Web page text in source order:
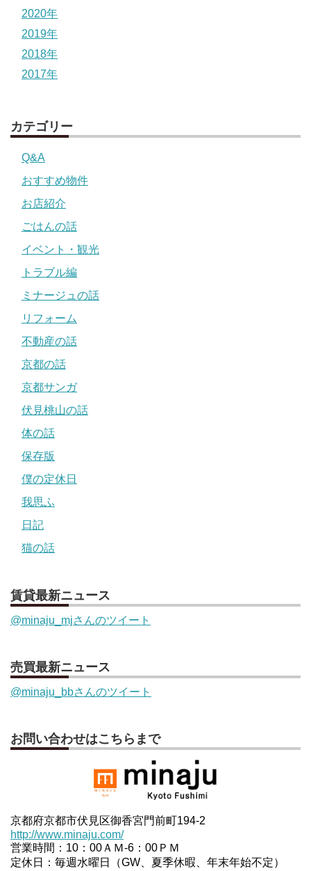
2020年
2019年
2018年
2017年
カテゴリー
Q&A
おすすめ物件
お店紹介
ごはんの話
イベント・観光
トラブル編
ミナージュの話
リフォーム
不動産の話
京都の話
京都サンガ
伏見桃山の話
体の話
保存版
僕の定休日
我思ふ
日記
猫の話
賃貸最新ニュース
@minaju_mjさんのツイート
売買最新ニュース
@minaju_bbさんのツイート
お問い合わせはこちらまで
京都府京都市伏見区御香宮門前町194-2
http://www.minaju.com/
営業時間：10：00ＡＭ-6：00ＰＭ
定休日：毎週水曜日（GW、夏季休暇、年末年始不定）